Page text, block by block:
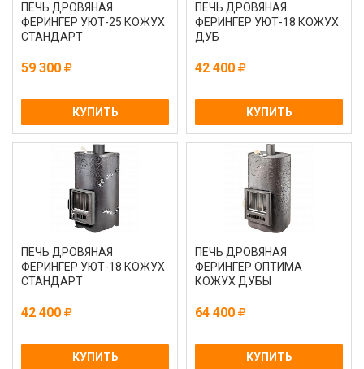
ПЕЧЬ ДРОВЯНАЯ
ФЕРИНГЕР УЮТ-25 КОЖУХ
СТАНДАРТ
59 300
КУПИТЬ
ПЕЧЬ ДРОВЯНАЯ
ФЕРИНГЕР УЮТ-18 КОЖУХ
ДУБ
42 400
КУПИТЬ
ПЕЧЬ ДРОВЯНАЯ
ФЕРИНГЕР УЮТ-18 КОЖУХ
СТАНДАРТ
42 400
КУПИТЬ
ПЕЧЬ ДРОВЯНАЯ
ФЕРИНГЕР ОПТИМА
КОЖУХ ДУБЫ
64 400
КУПИТЬ